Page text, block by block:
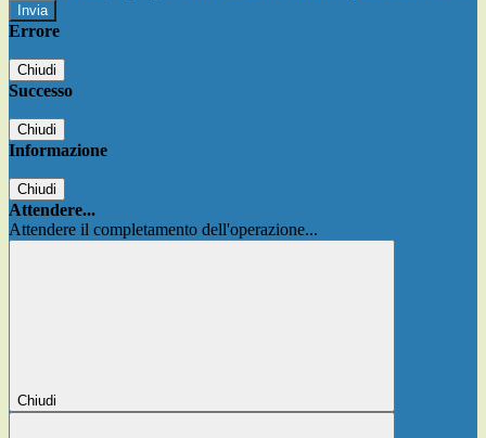
Errore
Chiudi
Successo
Chiudi
Informazione
Chiudi
Attendere...
Attendere il completamento dell'operazione...
Chiudi